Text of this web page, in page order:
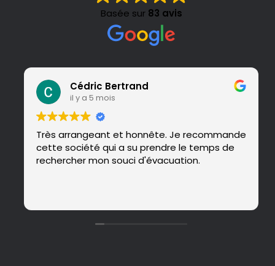
Basée sur 83 avis
Cédric Bertrand
il y a 5 mois
Très arrangeant et honnête. Je recommande
cette société qui a su prendre le temps de
rechercher mon souci d'évacuation.